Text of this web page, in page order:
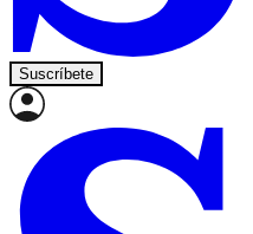
Suscríbete